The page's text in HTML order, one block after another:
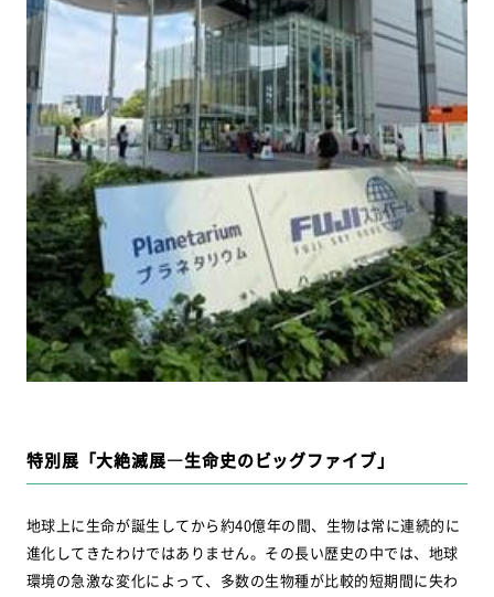
特別展「大絶滅展―生命史のビッグファイブ」
地球上に生命が誕生してから約40億年の間、生物は常に連続的に
進化してきたわけではありません。その長い歴史の中では、地球
環境の急激な変化によって、多数の生物種が比較的短期間に失わ